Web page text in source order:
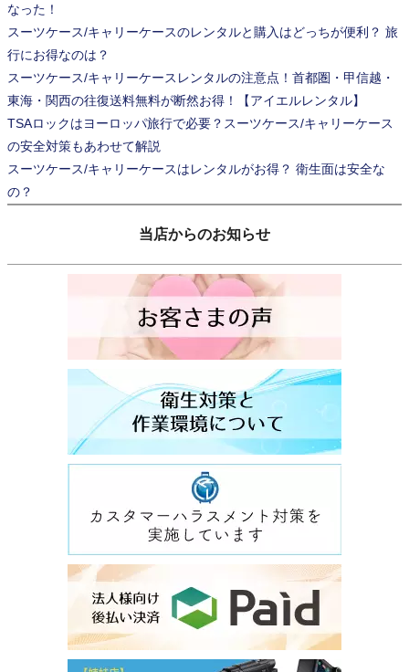
なった！
スーツケース/キャリーケースのレンタルと購入はどっちが便利？ 旅
行にお得なのは？
スーツケース/キャリーケースレンタルの注意点！首都圏・甲信越・
東海・関西の往復送料無料が断然お得！【アイエルレンタル】
TSAロックはヨーロッパ旅行で必要？スーツケース/キャリーケース
の安全対策もあわせて解説
スーツケース/キャリーケースはレンタルがお得？ 衛生面は安全な
の？
当店からのお知らせ